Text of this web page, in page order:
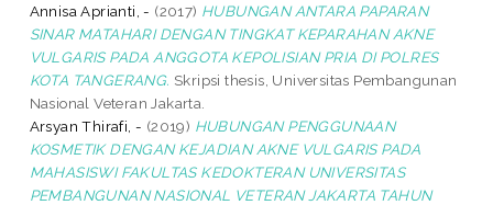
Annisa Aprianti, - (2017) HUBUNGAN ANTARA PAPARAN
SINAR MATAHARI DENGAN TINGKAT KEPARAHAN AKNE
VULGARIS PADA ANGGOTA KEPOLISIAN PRIA DI POLRES
KOTA TANGERANG. Skripsi thesis, Universitas Pembangunan
Nasional Veteran Jakarta.
Arsyan Thirafi, - (2019) HUBUNGAN PENGGUNAAN
KOSMETIK DENGAN KEJADIAN AKNE VULGARIS PADA
MAHASISWI FAKULTAS KEDOKTERAN UNIVERSITAS
PEMBANGUNAN NASIONAL VETERAN JAKARTA TAHUN